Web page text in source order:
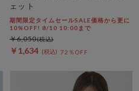
ェット
期間限定タイムセールSALE価格から更に
10%OFF! 8/10 10:00まで
￥1,634 72％OFF
￥6,050